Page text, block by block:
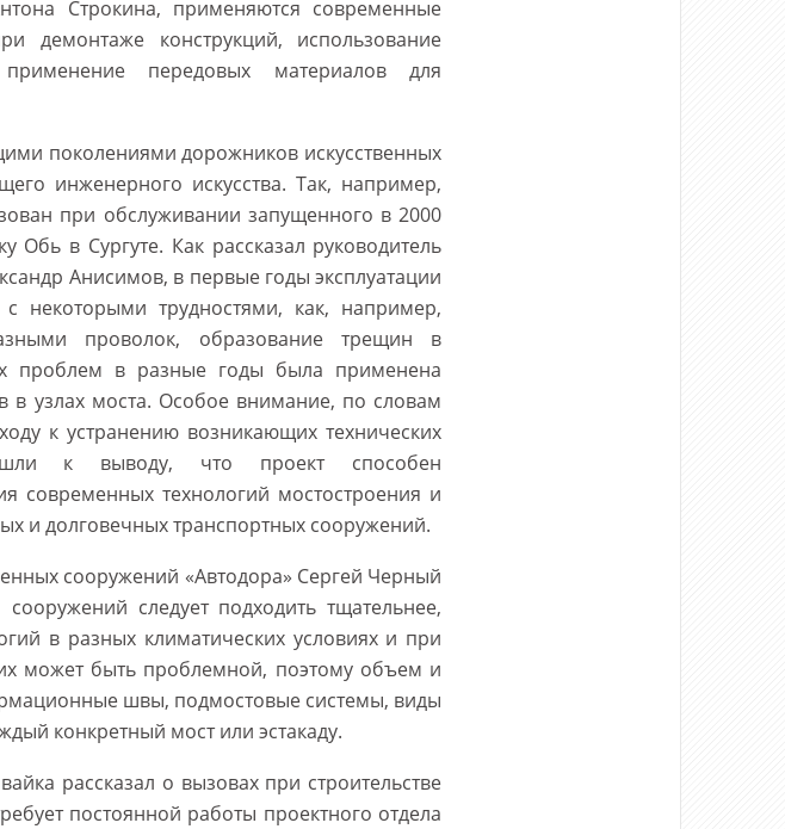
Строкина, применяются современные
демонтаже конструкций, использование
применение передовых материалов для
поколениями дорожников искусственных
инженерного искусства. Так, например,
при обслуживании запущенного в 2000
Обь в Сургуте. Как рассказал руководитель
Анисимов, в первые годы эксплуатации
некоторыми трудностями, как, например,
проволок, образование трещин в
проблем в разные годы была применена
в узлах моста. Особое внимание, по словам
к устранению возникающих технических
к выводу, что проект способен
современных технологий мостостроения и
и долговечных транспортных сооружений.
сооружений «Автодора» Сергей Черный
следует подходить тщательнее,
в разных климатических условиях и при
может быть проблемной, поэтому объем и
швы, подмостовые системы, виды
конкретный мост или эстакаду.
рассказал о вызовах при строительстве
постоянной работы проектного отдела